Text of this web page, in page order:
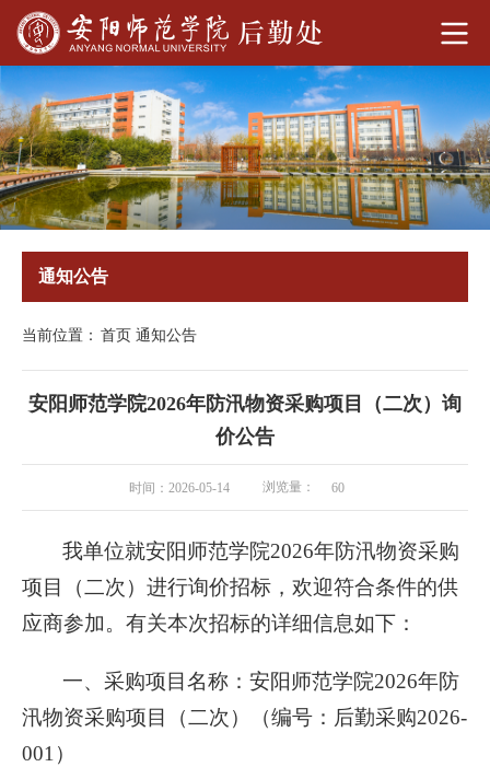
通知公告
当前位置： 首页 通知公告
安阳师范学院2026年防汛物资采购项目（二次）询
价公告
时间：2026-05-14 浏览量： 60
我单位就安阳师范学院2026年防汛物资采购
项目（二次）进行询价招标，欢迎符合条件的供
应商参加。有关本次招标的详细信息如下：
一、采购项目名称：安阳师范学院2026年防
汛物资采购项目（二次）（编号：后勤采购2026-
001）